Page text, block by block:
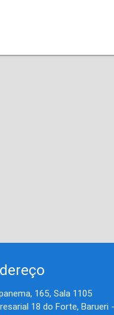
165, Sala 1105
18 do Forte, Barueri